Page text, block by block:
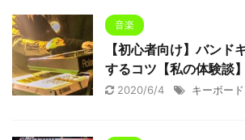
音楽
【初心者向け】バンド
するコツ【私の体験談】
2020/6/4 キーボード